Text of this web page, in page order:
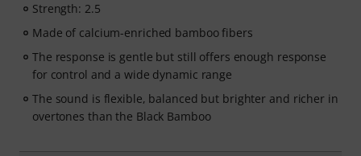
Strength: 2.5
Made of calcium-enriched bamboo fibers
The response is gentle but still offers enough response
for control and a wide dynamic range
The sound is flexible, balanced but brighter and richer in
overtones than the Black Bamboo